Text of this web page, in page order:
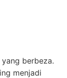
berbeza.
menjadi